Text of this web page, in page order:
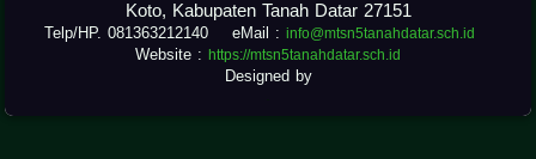
Koto, Kabupaten Tanah Datar 27151
Telp/HP. 081363212140 eMail : info@mtsn5tanahdatar.sch.id
Website : https://mtsn5tanahdatar.sch.id
Designed by